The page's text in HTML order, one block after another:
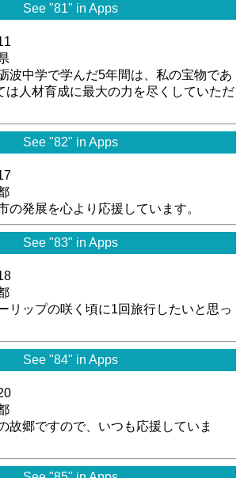
See "81" in Apps
波中学で学んだ5年間は、私の宝物であ
は人材育成に最大の力を尽くしていただ
See "82" in Apps
の発展を心より応援しています。
See "83" in Apps
リップの咲く頃に1回旅行したいと思っ
See "84" in Apps
故郷ですので、いつも応援していま